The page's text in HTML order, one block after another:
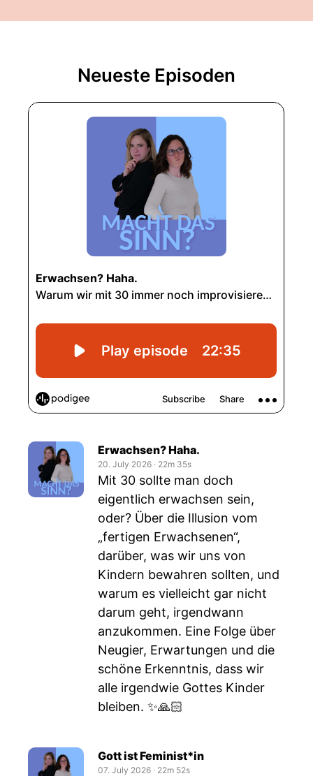
Neueste Episoden
Erwachsen? Haha.
20. July 2026 ‧ 22m 35s
Mit 30 sollte man doch
eigentlich erwachsen sein,
oder? Über die Illusion vom
„fertigen Erwachsenen“,
darüber, was wir uns von
Kindern bewahren sollten, und
warum es vielleicht gar nicht
darum geht, irgendwann
anzukommen. Eine Folge über
Neugier, Erwartungen und die
schöne Erkenntnis, dass wir
alle irgendwie Gottes Kinder
bleiben. ✨🙏🏻
Gott ist Feminist*in
07. July 2026 ‧ 22m 52s